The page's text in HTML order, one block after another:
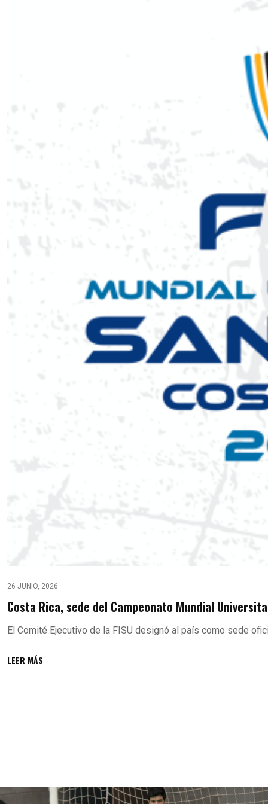
26 JUNIO, 2026
Costa Rica, sede del Campeonato Mundial
El Comité Ejecutivo de la FISU designó al país como sede
LEER MÁS